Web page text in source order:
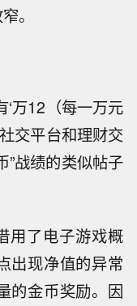
。
‘万12（每一万元
交平台和理财交
”战绩的类似帖子
用了电子游戏概
出现净值的异常
的金币奖励。因